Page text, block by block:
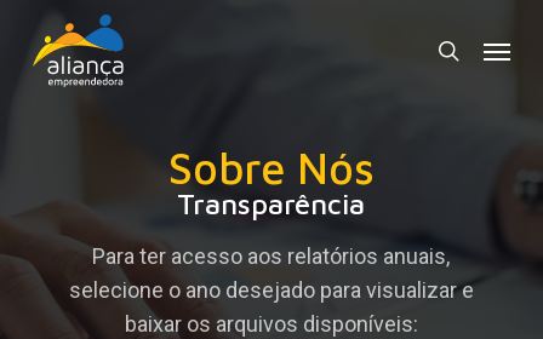
search
Sobre Nós
Transparência
Para ter acesso aos relatórios anuais,
selecione o ano desejado para visualizar e
baixar os arquivos disponíveis: